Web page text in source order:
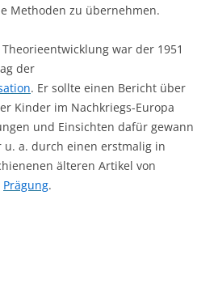
Methoden zu übernehmen.
war der 1951
der
. Er sollte einen Bericht über
Kinder im Nachkriegs-Europa
und Einsichten dafür gewann
u. a. durch einen erstmalig in
älteren Artikel von
Prägung.